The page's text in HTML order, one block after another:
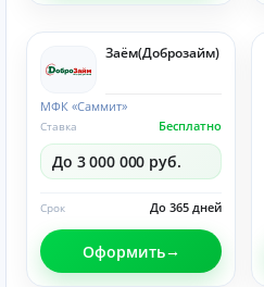
Заём(Доброзайм)
МФК «Саммит»
Бесплатно
Ставка
До 3 000 000 руб.
До 365 дней
Срок
Оформить